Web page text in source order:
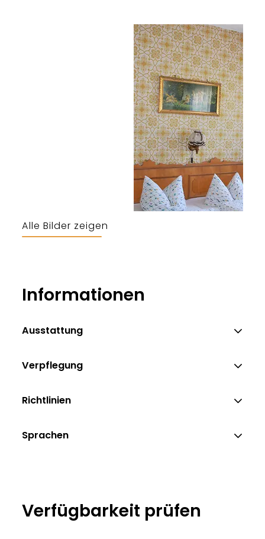
Alle Bilder zeigen
Informationen
Ausstattung
Verpflegung
Richtlinien
Sprachen
Verfügbarkeit prüfen